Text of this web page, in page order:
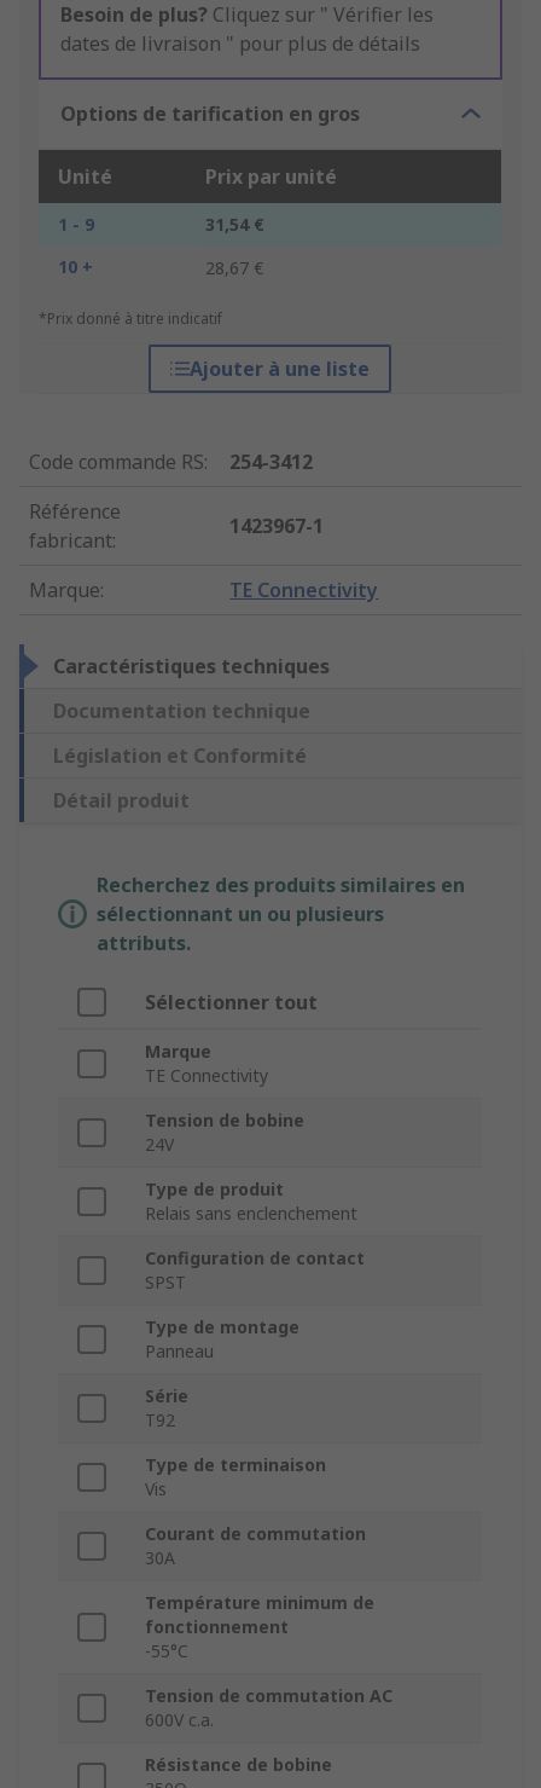
Besoin de plus? Cliquez sur " Vérifier les
dates de livraison " pour plus de détails
Options de tarification en gros
Unité Prix par unité
1 - 9
31,54 €
10 +
28,67 €
*Prix donné à titre indicatif
Ajouter à une liste
Code commande RS:
254-3412
Référence
fabricant:
1423967-1
Marque: TE Connectivity
Caractéristiques techniques
Documentation technique
Législation et Conformité
Détail produit
Recherchez des produits similaires en
sélectionnant un ou plusieurs
attributs.
Sélectionner tout
Marque
TE Connectivity
Tension de bobine
24V
Type de produit
Relais sans enclenchement
Configuration de contact
SPST
Type de montage
Panneau
Série
T92
Type de terminaison
Vis
Courant de commutation
30A
Température minimum de
fonctionnement
-55°C
Tension de commutation AC
600V c.a.
Résistance de bobine